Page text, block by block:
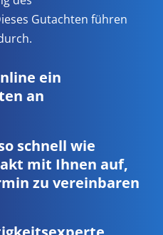
Gutachten führen
ein
an
schnell wie
mit Ihnen auf,
zu vereinbaren